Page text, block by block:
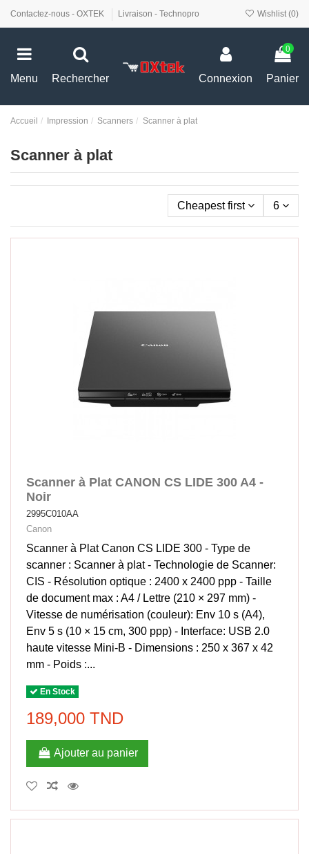
Contactez-nous - OXTEK Livraison - Technopro Wishlist (0)
Menu Rechercher Connexion
0
Panier
Accueil Impression Scanners Scanner à plat
Scanner à plat
Cheapest first 6
Scanner à Plat CANON CS LIDE 300 A4 -
Noir
2995C010AA
Canon
Scanner à Plat Canon CS LIDE 300 - Type de
scanner : Scanner à plat - Technologie de Scanner:
CIS - Résolution optique : 2400 x 2400 ppp - Taille
de document max : A4 / Lettre (210 × 297 mm) -
Vitesse de numérisation (couleur): Env 10 s (A4),
Env 5 s (10 × 15 cm, 300 ppp) - Interface: USB 2.0
haute vitesse Mini-B - Dimensions : 250 x 367 x 42
mm - Poids :...
En Stock
189,000 TND
Ajouter au panier